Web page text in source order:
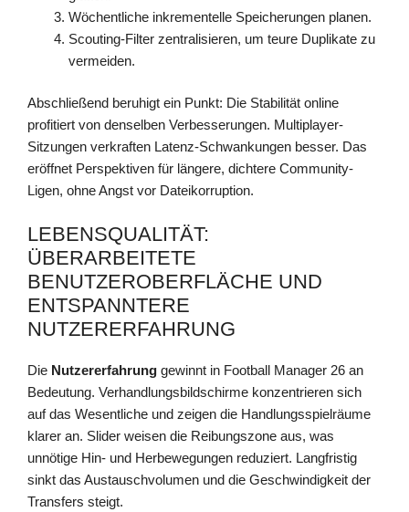
Wöchentliche inkrementelle Speicherungen planen.
Scouting-Filter zentralisieren, um teure Duplikate zu
vermeiden.
Abschließend beruhigt ein Punkt: Die Stabilität online
profitiert von denselben Verbesserungen. Multiplayer-
Sitzungen verkraften Latenz-Schwankungen besser. Das
eröffnet Perspektiven für längere, dichtere Community-
Ligen, ohne Angst vor Dateikorruption.
LEBENSQUALITÄT:
ÜBERARBEITETE
BENUTZEROBERFLÄCHE UND
ENTSPANNTERE
NUTZERERFAHRUNG
Die Nutzererfahrung gewinnt in Football Manager 26 an
Bedeutung. Verhandlungsbildschirme konzentrieren sich
auf das Wesentliche und zeigen die Handlungsspielräume
klarer an. Slider weisen die Reibungszone aus, was
unnötige Hin- und Herbewegungen reduziert. Langfristig
sinkt das Austauschvolumen und die Geschwindigkeit der
Transfers steigt.